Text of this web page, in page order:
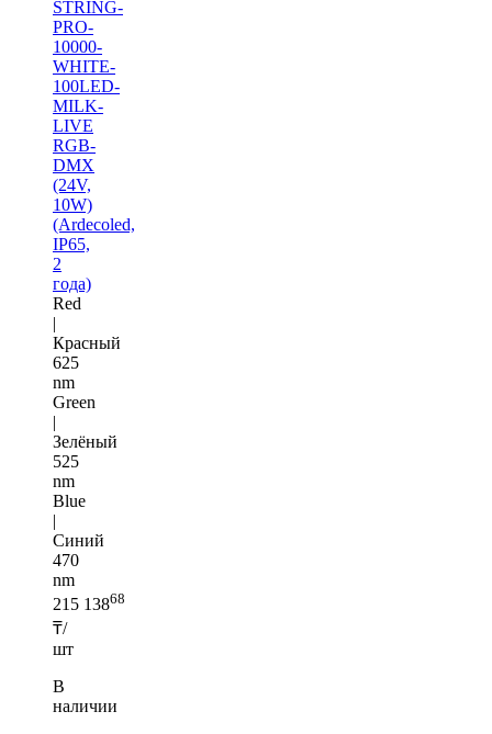
STRING-
PRO-
10000-
WHITE-
100LED-
MILK-
LIVE
RGB-
DMX
(24V,
10W)
(Ardecoled,
IP65,
2
года)
Red
|
Красный
625
nm
Green
|
Зелёный
525
nm
Blue
|
Синий
470
nm
215 13868
₸/
шт
В
наличии